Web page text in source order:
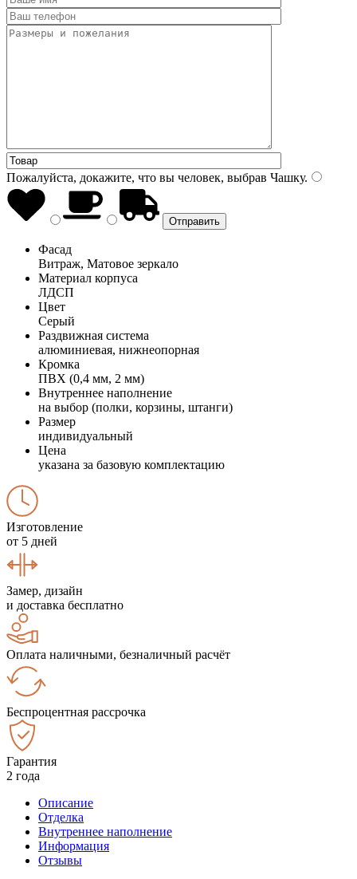
Пожалуйста, докажите, что вы человек, выбрав Чашку.
Фасад
Витраж, Матовое зеркало
Материал корпуса
ЛДСП
Цвет
Серый
Раздвижная система
алюминиевая, нижнеопорная
Кромка
ПВХ (0,4 мм, 2 мм)
Внутреннее наполнение
на выбор (полки, корзины, штанги)
Размер
индивидуальный
Цена
указана за базовую комплектацию
Изготовление
от 5 дней
Замер, дизайн
и доставка бесплатно
Оплата наличными, безналичный расчёт
Беспроцентная рассрочка
Гарантия
2 года
Описание
Отделка
Внутреннее наполнение
Информация
Отзывы